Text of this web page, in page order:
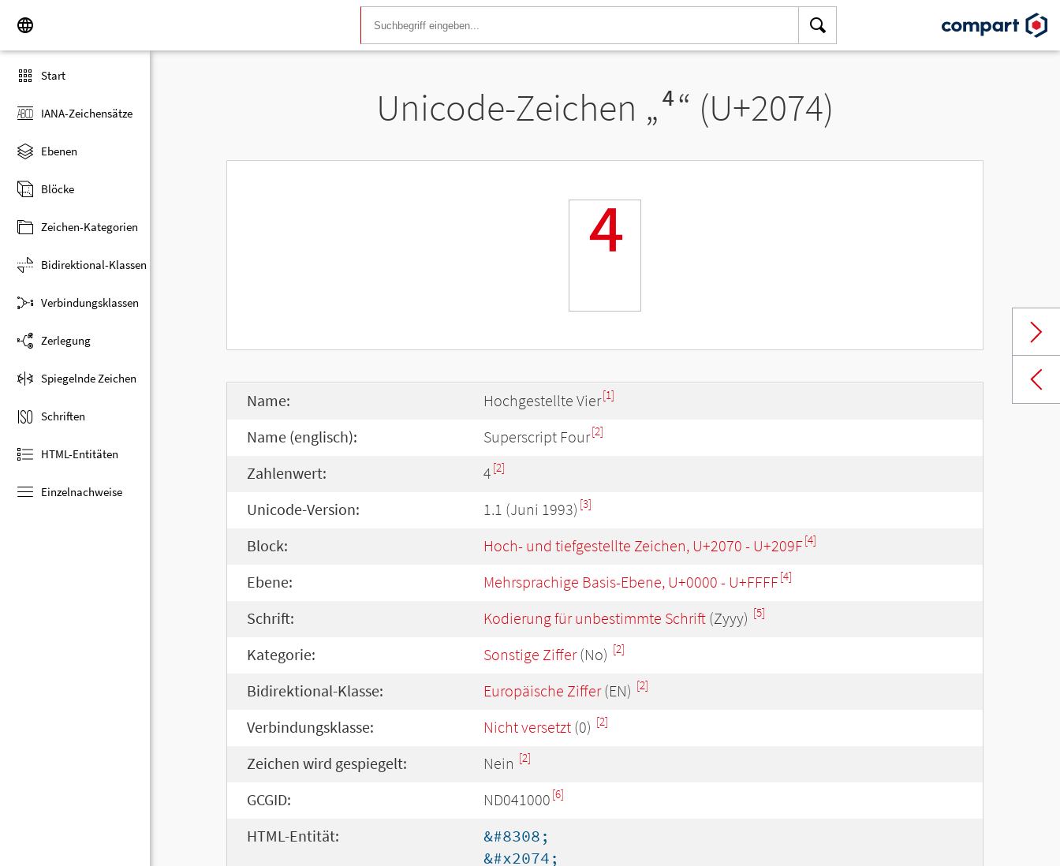
Start
IANA-Zeichensätze
Ebenen
Blöcke
Zeichen-Kategorien
Bidirektional-Klassen
Verbindungsklassen
Zerlegung
Spiegelnde Zeichen
Schriften
HTML-Entitäten
Einzelnachweise
Unicode-Zeichen „⁴“ (U+2074)
⁴
Name: Hochgestellte Vier[1]
Name (englisch): Superscript Four[2]
Zahlenwert: 4 [2]
Unicode-Version: 1.1 (Juni 1993) [3]
Block: Hoch- und tiefgestellte Zeichen, U+2070 - U+209F[4]
Ebene: Mehrsprachige Basis-Ebene, U+0000 - U+FFFF[4]
Schrift: Kodierung für unbestimmte Schrift (Zyyy) [5]
Kategorie: Sonstige Ziffer(No) [2]
Bidirektional-Klasse: Europäische Ziffer(EN) [2]
Verbindungsklasse: Nicht versetzt (0) [2]
Zeichen wird gespiegelt: Nein [2]
GCGID: ND041000 [6]
HTML-Entität:
&#8308;
&#x2074;